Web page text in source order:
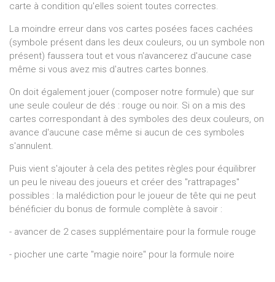
carte à condition qu'elles soient toutes correctes.
La moindre erreur dans vos cartes posées faces cachées
(symbole présent dans les deux couleurs, ou un symbole non
présent) faussera tout et vous n'avancerez d'aucune case
même si vous avez mis d'autres cartes bonnes.
On doit également jouer (composer notre formule) que sur
une seule couleur de dés : rouge ou noir. Si on a mis des
cartes correspondant à des symboles des deux couleurs, on
avance d'aucune case même si aucun de ces symboles
s'annulent.
Puis vient s'ajouter à cela des petites règles pour équilibrer
un peu le niveau des joueurs et créer des "rattrapages"
possibles : la malédiction pour le joueur de tête qui ne peut
bénéficier du bonus de formule complète à savoir :
- avancer de 2 cases supplémentaire pour la formule rouge
- piocher une carte "magie noire" pour la formule noire